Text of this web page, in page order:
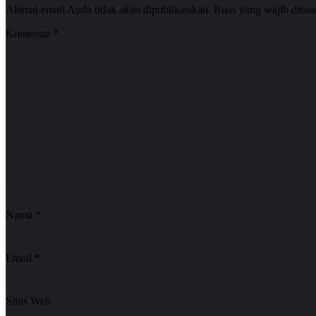
Alamat email Anda tidak akan dipublikasikan. Ruas yang wajib
Komentar *
Nama *
Email *
Situs Web